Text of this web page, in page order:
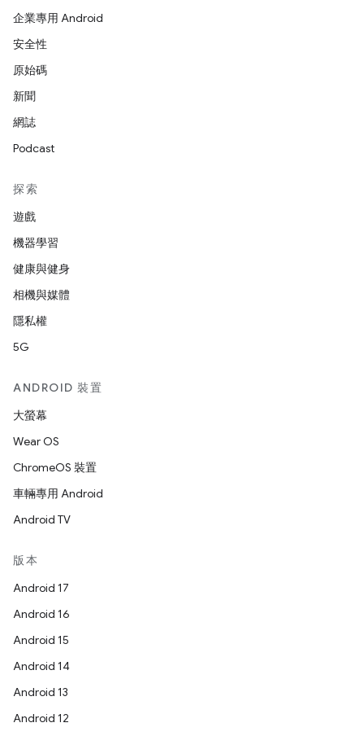
企業專用 Android
安全性
原始碼
新聞
網誌
Podcast
探索
遊戲
機器學習
健康與健身
相機與媒體
隱私權
5G
ANDROID 裝置
大螢幕
Wear OS
ChromeOS 裝置
車輛專用 Android
Android TV
版本
Android 17
Android 16
Android 15
Android 14
Android 13
Android 12